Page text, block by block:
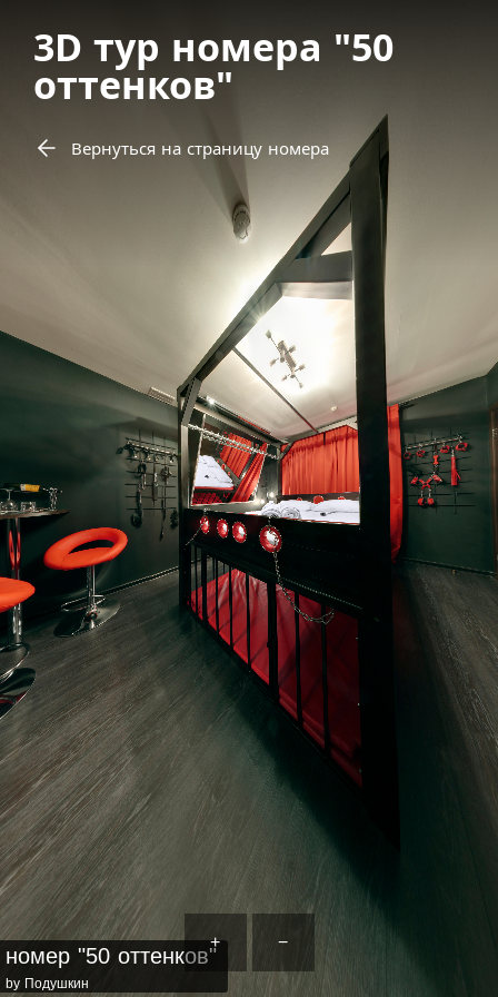
3D тур номера "50
оттенков"
Вернуться на страницу номера
+ −
номер "50 оттенков"
by Подушкин